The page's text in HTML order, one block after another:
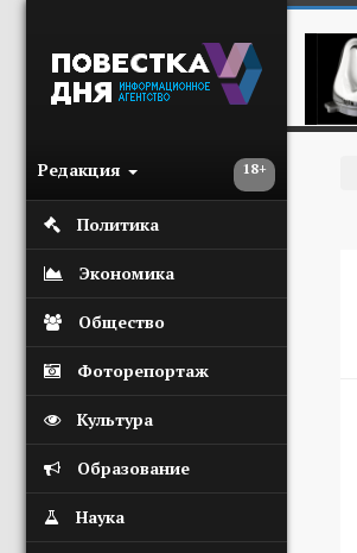
18+
Редакция
Политика
Экономика
Общество
Фоторепортаж
Культура
Образование
Наука